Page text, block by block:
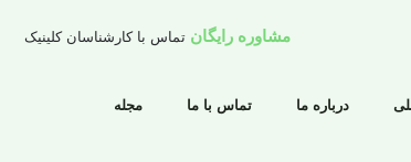
مشاوره رایگان تماس با کارشناسان کلینیک
درباره ما تماس با ما مجله